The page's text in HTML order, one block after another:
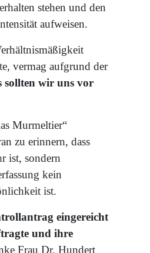
stehen und den
aufweisen.
vermag aufgrund der
sollten wir uns vor
Murmeltier“
zu erinnern, dass
ist, sondern
kein
ist.
eingereicht
und ihre
Frau Dr. Hundert